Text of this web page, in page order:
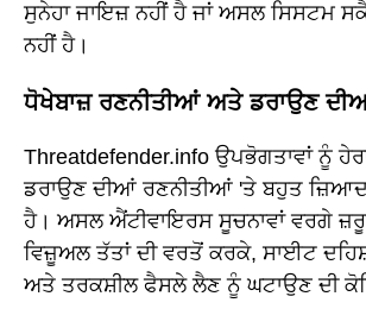
ਸੁਨੇਹਾ ਜਾਇਜ਼ ਨਹੀਂ ਹੈ ਜਾਂ ਅਸਲ ਸਿਸਟਮ
ਨਹੀਂ ਹੈ।
ਧੋਖੇਬਾਜ਼ ਰਣਨੀਤੀਆਂ ਅਤੇ ਡਰਾਉਣ
Threatdefender.info ਉਪਭੋਗਤਾਵਾਂ ਨੂੰ
ਡਰਾਉਣ ਦੀਆਂ ਰਣਨੀਤੀਆਂ 'ਤੇ ਬਹੁਤ
ਹੈ। ਅਸਲ ਐਂਟੀਵਾਇਰਸ ਸੂਚਨਾਵਾਂ ਵਰਗੇ
ਵਿਜ਼ੂਅਲ ਤੱਤਾਂ ਦੀ ਵਰਤੋਂ ਕਰਕੇ, ਸਾਈਟ
ਅਤੇ ਤਰਕਸ਼ੀਲ ਫੈਸਲੇ ਲੈਣ ਨੂੰ ਘਟਾਉਣ ਦੀ